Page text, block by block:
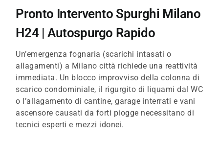
Pronto Intervento Spurghi Milano
H24 | Autospurgo Rapido
Un’emergenza fognaria (scarichi intasati o
allagamenti) a Milano città richiede una reattività
immediata. Un blocco improvviso della colonna di
scarico condominiale, il rigurgito di liquami dal WC
o l’allagamento di cantine, garage interrati e vani
ascensore causati da forti piogge necessitano di
tecnici esperti e mezzi idonei.